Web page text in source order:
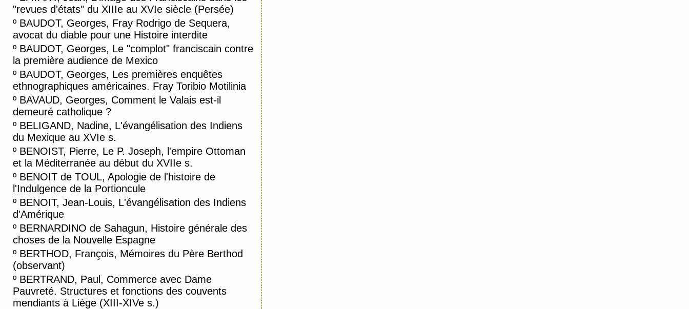
"revues d'états" du XIIIe au XVIe siècle (Persée)
º BAUDOT, Georges, Fray Rodrigo de Sequera,
avocat du diable pour une Histoire interdite
º BAUDOT, Georges, Le "complot" franciscain contre
la première audience de Mexico
º BAUDOT, Georges, Les premières enquêtes
ethnographiques américaines. Fray Toribio Motilinia
º BAVAUD, Georges, Comment le Valais est-il
demeuré catholique ?
º BELIGAND, Nadine, L'évangélisation des Indiens
du Mexique au XVIe s.
º BENOIST, Pierre, Le P. Joseph, l'empire Ottoman
et la Méditerranée au début du XVIIe s.
º BENOIT de TOUL, Apologie de l'histoire de
l'Indulgence de la Portioncule
º BENOIT, Jean-Louis, L'évangélisation des Indiens
d'Amérique
º BERNARDINO de Sahagun, Histoire générale des
choses de la Nouvelle Espagne
º BERTHOD, François, Mémoires du Père Berthod
(observant)
º BERTRAND, Paul, Commerce avec Dame
Pauvreté. Structures et fonctions des couvents
mendiants à Liège (XIII-XIVe s.)